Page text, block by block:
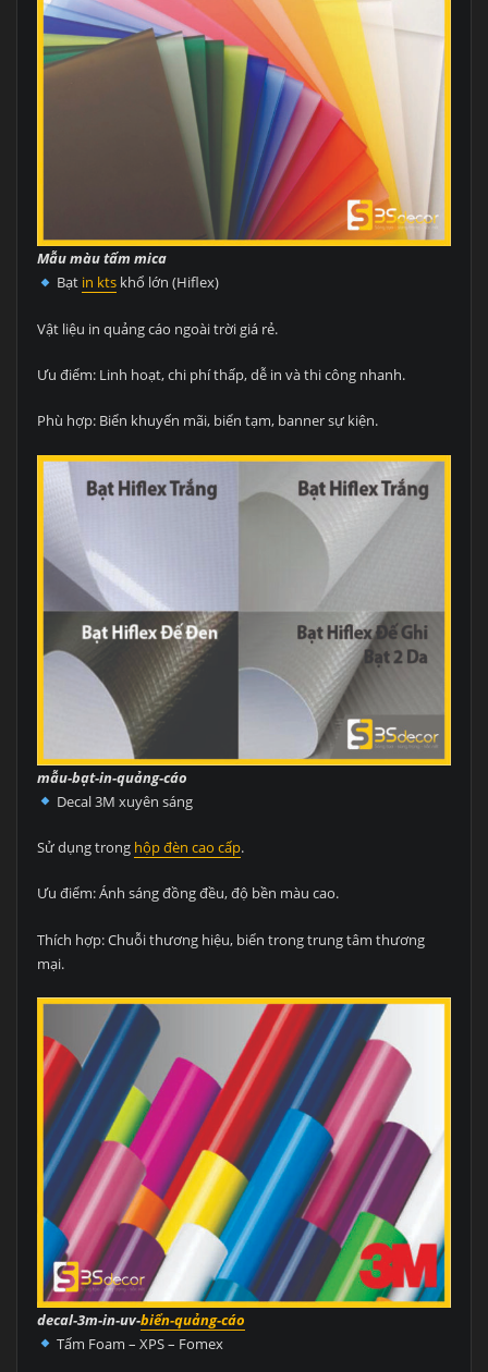
Mẫu màu tấm mica
Bạt in ktskhổ lớn (Hiflex)
Vật liệu in quảng cáo ngoài trời giá rẻ.
Ưu điểm: Linh hoạt, chi phí thấp, dễ in và thi công nhanh.
Phù hợp: Biển khuyến mãi, biển tạm, banner sự kiện.
mẫu-bạt-in-quảng-cáo
Decal 3M xuyên sáng
Sử dụng trong hộp đèn cao cấp.
Ưu điểm: Ánh sáng đồng đều, độ bền màu cao.
Thích hợp: Chuỗi thương hiệu, biển trong trung tâm thương
mại.
decal-3m-in-uv-biển-quảng-cáo
Tấm Foam – XPS – Fomex